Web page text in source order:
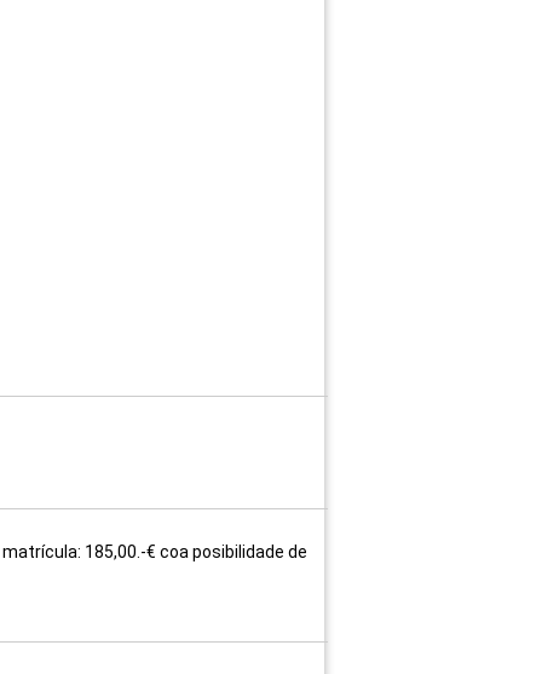
185,00.-€ coa posibilidade de